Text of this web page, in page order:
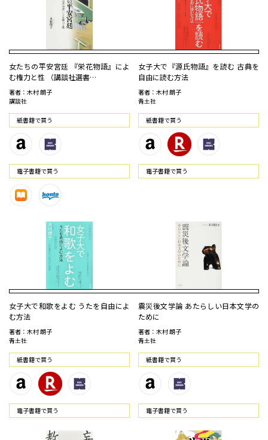
女たちの平安宮廷 『栄花物語』によ
む権力と性 （講談社選書…
著者：木村 朗子
講談社
紙書籍で買う
電⼦書籍で買う
女子大で『源氏物語』を読む 古典を
自由に読む方法
著者：木村 朗子
青土社
紙書籍で買う
電⼦書籍で買う
女子大で和歌をよむ うたを自由によ
む方法
著者：木村 朗子
青土社
紙書籍で買う
電⼦書籍で買う
震災後文学論 あたらしい日本文学の
ために
著者：木村 朗子
青土社
紙書籍で買う
電⼦書籍で買う